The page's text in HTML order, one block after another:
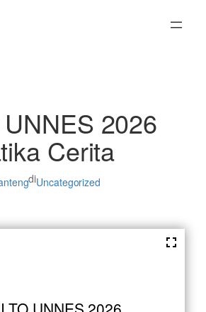
2026
Cerita
diUncategorized